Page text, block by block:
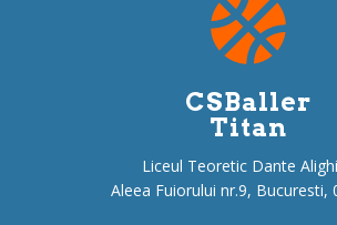
CSBaller
Titan
Liceul Teoretic Dante
Aleea Fuiorului nr.9, Bucuresti,